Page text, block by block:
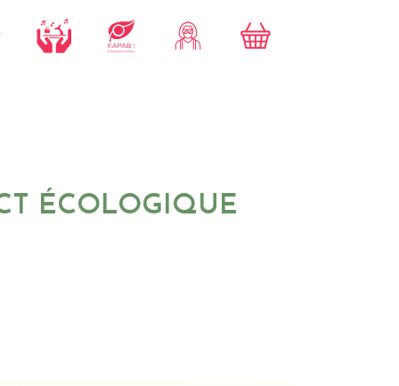
ÉCOLOGIQUE